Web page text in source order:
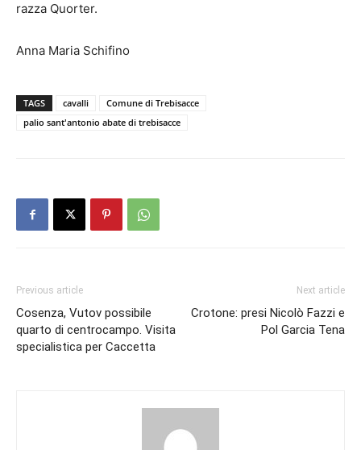
razza Quorter.
Anna Maria Schifino
TAGS cavalli
Comune di Trebisacce
palio sant'antonio abate di trebisacce
Previous article
Cosenza, Vutov possibile
quarto di centrocampo. Visita
specialistica per Caccetta
Next article
Crotone: presi Nicolò Fazzi e
Pol Garcia Tena